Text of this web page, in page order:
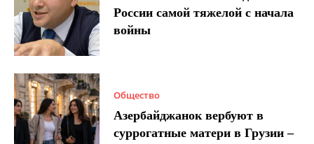
России самой тяжелой с начала
войны
Общество
Азербайджанок вербуют в
суррогатные матери в Грузии –